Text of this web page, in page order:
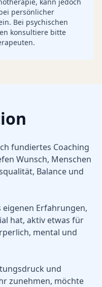
persönlicher
Bei psychischen
konsultiere bitte
fundiertes Coaching
Wunsch, Menschen
Balance und
Erfahrungen,
hat, aktiv etwas für
mental und
und
zunehmen, möchte